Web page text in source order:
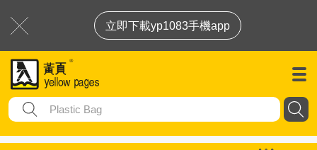
立即下載yp1083手機app